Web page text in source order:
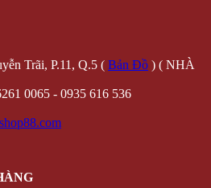
Trãi, P.11, Q.5 ( Bản Đồ ) ( NHÀ
0065 - 0935 616 536